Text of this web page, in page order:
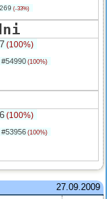
(-33%)
(100%)
#54990 (100%)
(100%)
#53956 (100%)
27.09.2009